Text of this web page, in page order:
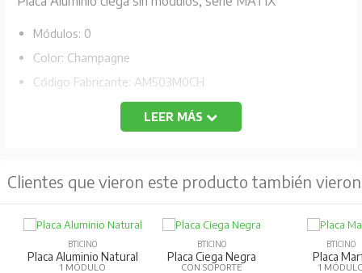
Módulos: 0
Color: Champagne
Código Fabricante: AM503M0CH
LEER MÁS
Clientes que vieron este producto también vieron
BTICINO
Placa Aluminio Natural
1 MÓDULO
BTICINO
Placa Ciega Negra
CON SOPORTE
BTICINO
Placa
1